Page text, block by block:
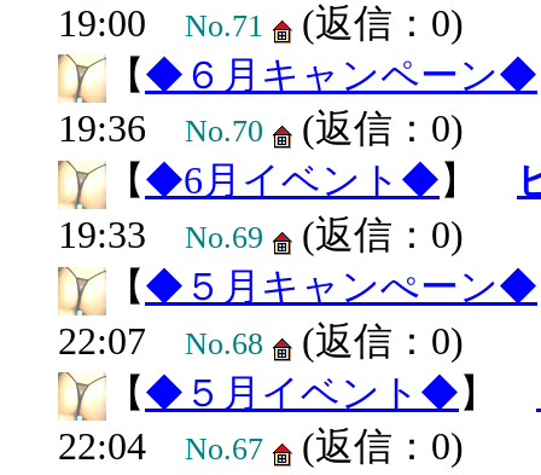
19:00 No.71
(返信：0)
【◆６月キャンペーン◆
19:36 No.70
(返信：0)
【 ◆6月イベント◆ 】
19:33 No.69
(返信：0)
【 ◆５月キャンぺーン◆
22:07 No.68
(返信：0)
【◆５月イベント◆】
22:04 No.67
(返信：0)